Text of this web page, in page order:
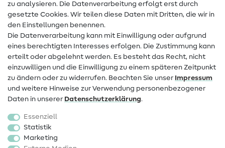
Infos zum Betreiberwechsel
Widerrufsrecht
Beliebt
Stoffe
Sale
Schnittmuster
zu analysieren. Die Datenverarbeitung erfolgt erst durch
gesetzte Cookies. Wir teilen diese Daten mit Dritten, die wir in
den Einstellungen benennen.
Die Datenverarbeitung kann mit Einwilligung oder aufgrund
eines berechtigten Interesses erfolgen. Die Zustimmung kann
erteilt oder abgelehnt werden. Es besteht das Recht, nicht
einzuwilligen und die Einwilligung zu einem späteren Zeitpunkt
zu ändern oder zu widerrufen. Beachten Sie unser Impressum
und weitere Hinweise zur Verwendung personenbezogener
Daten in unserer Daten­schutz­erklärung.
Essenziell
Statistik
Marketing